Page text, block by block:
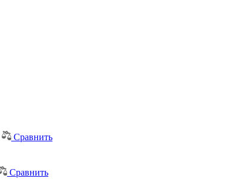
Сравнить
Сравнить